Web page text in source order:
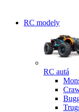
RC modely
RC autá